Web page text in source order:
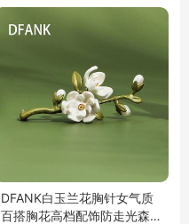
DFANK白玉兰花胸针女气质
百搭胸花高档配饰防走光森